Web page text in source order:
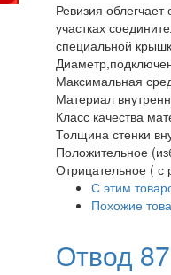
Ревизия
участках
специальной
Максимальная
Материал
Класс качества
Толщина стенки
Положительное
Отрицательное ( с
С этим
Похожие
Отвод